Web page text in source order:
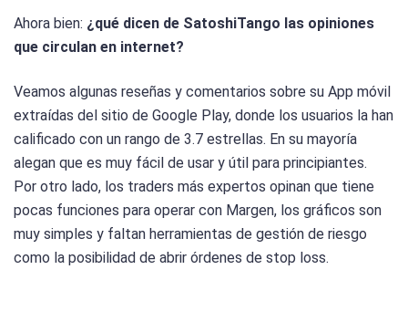
Ahora bien: ¿qué dicen de SatoshiTango las opiniones
que circulan en internet?
Veamos algunas reseñas y comentarios sobre su App móvil
extraídas del sitio de Google Play, donde los usuarios la han
calificado con un rango de 3.7 estrellas. En su mayoría
alegan que es muy fácil de usar y útil para principiantes.
Por otro lado, los traders más expertos opinan que tiene
pocas funciones para operar con Margen, los gráficos son
muy simples y faltan herramientas de gestión de riesgo
como la posibilidad de abrir órdenes de stop loss.